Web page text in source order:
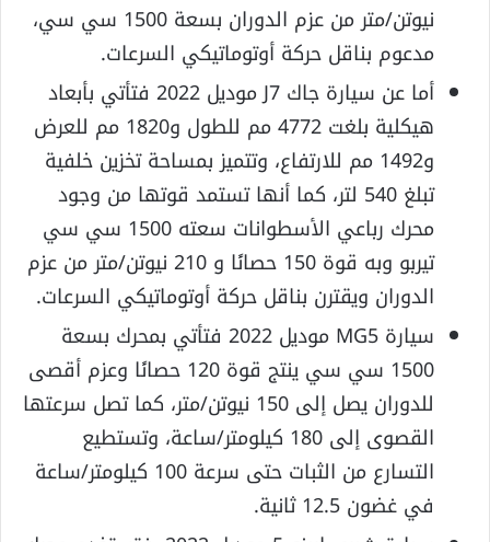
نيوتن/متر من عزم الدوران بسعة 1500 سي سي،
مدعوم بناقل حركة أوتوماتيكي السرعات.
أما عن سيارة جاك J7 موديل 2022 فتأتي بأبعاد
هيكلية بلغت 4772 مم للطول و1820 مم للعرض
و1492 مم للارتفاع، وتتميز بمساحة تخزين خلفية
تبلغ 540 لتر، كما أنها تستمد قوتها من وجود
محرك رباعي الأسطوانات سعته 1500 سي سي
تيربو وبه قوة 150 حصانًا و 210 نيوتن/متر من عزم
الدوران ويقترن بناقل حركة أوتوماتيكي السرعات.
سيارة MG5 موديل 2022 فتأتي بمحرك بسعة
1500 سي سي ينتج قوة 120 حصانًا وعزم أقصى
للدوران يصل إلى 150 نيوتن/متر، كما تصل سرعتها
القصوى إلى 180 كيلومتر/ساعة، وتستطيع
التسارع من الثبات حتى سرعة 100 كيلومتر/ساعة
في غضون 12.5 ثانية.